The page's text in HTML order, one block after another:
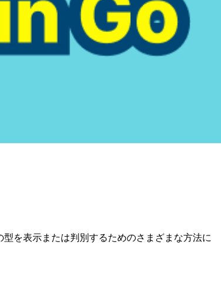
を表示または判別するためのさまざまな方法に